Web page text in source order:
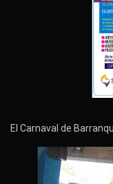
El Carnaval de